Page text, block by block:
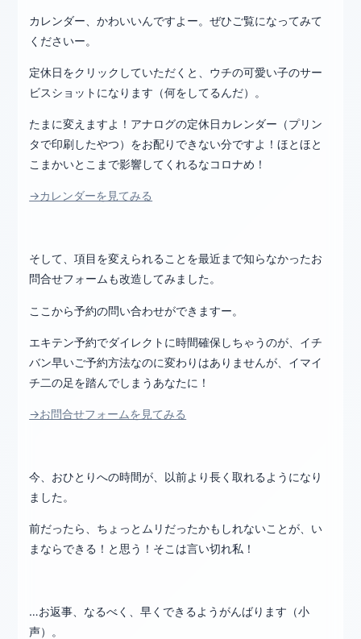
カレンダー、かわいいんですよー。ぜひご覧になってみて
くださいー。
定休日をクリックしていただくと、ウチの可愛い子のサー
ビスショットになります（何をしてるんだ）。
たまに変えますよ！アナログの定休日カレンダー（プリン
タで印刷したやつ）をお配りできない分ですよ！ほとほと
こまかいとこまで影響してくれるなコロナめ！
→カレンダーを見てみる
そして、項目を変えられることを最近まで知らなかったお
問合せフォームも改造してみました。
ここから予約の問い合わせができますー。
エキテン予約でダイレクトに時間確保しちゃうのが、イチ
バン早いご予約方法なのに変わりはありませんが、イマイ
チ二の足を踏んでしまうあなたに！
→お問合せフォームを見てみる
今、おひとりへの時間が、以前より長く取れるようになり
ました。
前だったら、ちょっとムリだったかもしれないことが、い
まならできる！と思う！そこは言い切れ私！
…お返事、なるべく、早くできるようがんばります（小
声）。